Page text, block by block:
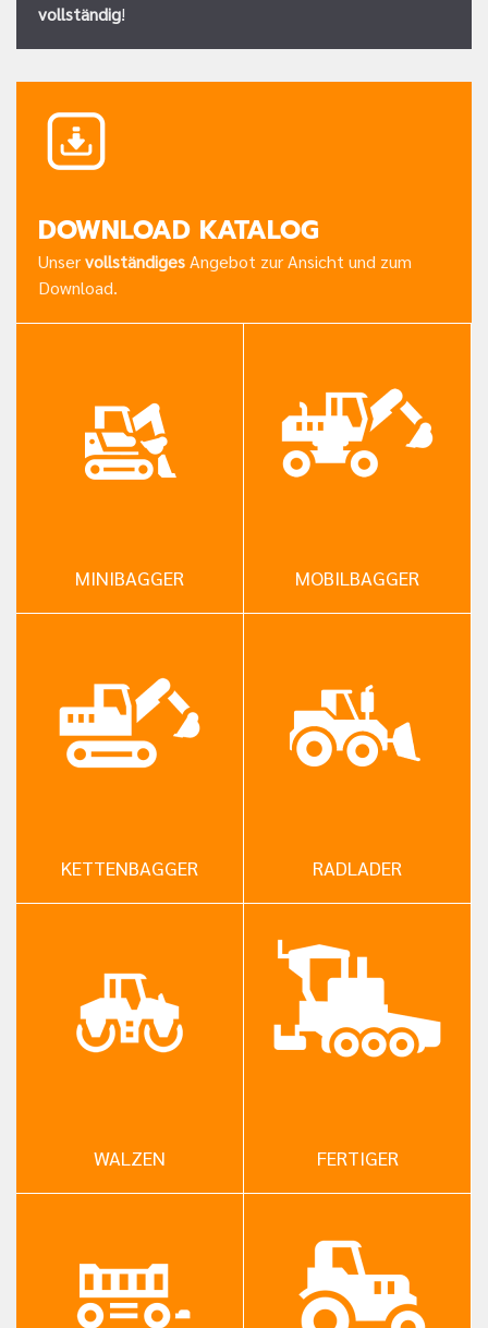
vollständig!
DOWNLOAD KATALOG
UnservollständigesAngebot zur Ansicht und zum
Download.
MINIBAGGER MOBILBAGGER
KETTENBAGGER RADLADER
WALZEN FERTIGER